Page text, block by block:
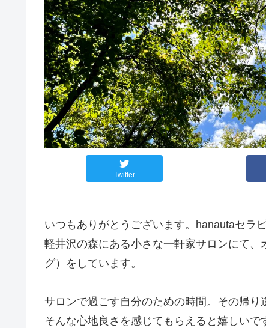
Twitter
いつもありがとうございます。hanautaセラ
軽井沢の森にある小さな一軒家サロンにて
グ）をしています。
サロンで過ごす自分のための時間。その帰り
そんな心地良さを感じてもらえると嬉しいで